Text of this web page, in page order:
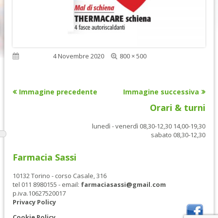
Pubblicato4 Novembre 2020
Dimensione
800 × 500
Immagine precedente Immagine successiva
Orari & turni
lunedì - venerdì 08,30-12,30 14,00-19,30
sabato 08,30-12,30
Farmacia Sassi
10132 Torino - corso Casale, 316
tel 011 8980155 - email: farmaciasassi@gmail.com
p.iva.10627520017
Privacy Policy